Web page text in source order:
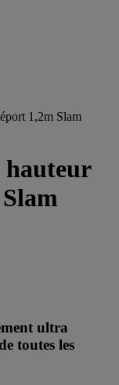
1,2m Slam
hauteur
ultra
toutes les